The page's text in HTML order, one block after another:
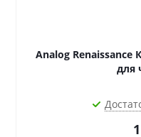
Analog
для